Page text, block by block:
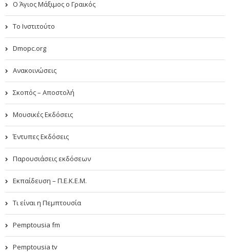
Ο Άγιος Μάξιμος ο Γραικός
Το Ινστιτούτο
Dmopc.org
Ανακοινώσεις
Σκοπός – Αποστολή
Μουσικές Εκδόσεις
Έντυπες Εκδόσεις
Παρουσιάσεις εκδόσεων
Εκπαίδευση – Π.Ε.Κ.Ε.Μ.
Τι είναι η Πεμπτουσία
Pemptousia fm
Pemptousia tv